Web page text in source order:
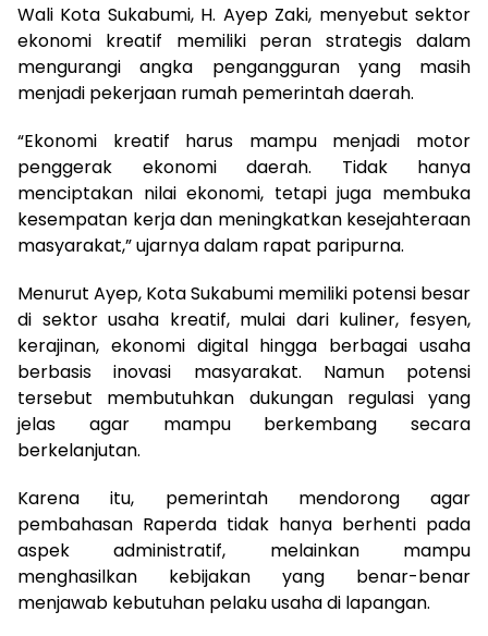
Wali Kota Sukabumi, H. Ayep Zaki, menyebut sektor
ekonomi kreatif memiliki peran strategis dalam
mengurangi angka pengangguran yang masih
menjadi pekerjaan rumah pemerintah daerah.
“Ekonomi kreatif harus mampu menjadi motor
penggerak ekonomi daerah. Tidak hanya
menciptakan nilai ekonomi, tetapi juga membuka
kesempatan kerja dan meningkatkan kesejahteraan
masyarakat,” ujarnya dalam rapat paripurna.
Menurut Ayep, Kota Sukabumi memiliki potensi besar
di sektor usaha kreatif, mulai dari kuliner, fesyen,
kerajinan, ekonomi digital hingga berbagai usaha
berbasis inovasi masyarakat. Namun potensi
tersebut membutuhkan dukungan regulasi yang
jelas agar mampu berkembang secara
berkelanjutan.
Karena itu, pemerintah mendorong agar
pembahasan Raperda tidak hanya berhenti pada
aspek administratif, melainkan mampu
menghasilkan kebijakan yang benar-benar
menjawab kebutuhan pelaku usaha di lapangan.